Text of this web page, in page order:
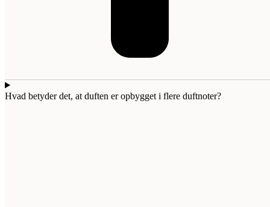
Hvad betyder det, at duften er opbygget i flere duftnoter?